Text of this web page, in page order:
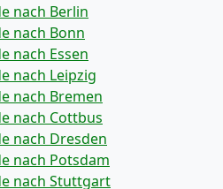
nach Berlin
nach Bonn
nach Essen
nach Leipzig
nach Bremen
nach Cottbus
nach Dresden
nach Potsdam
nach Stuttgart